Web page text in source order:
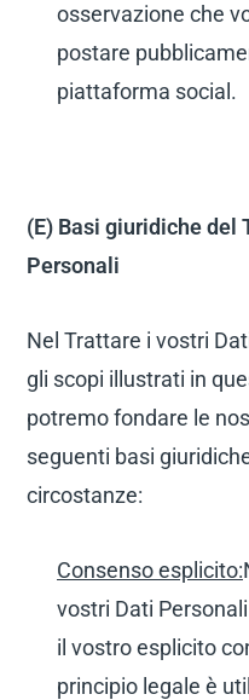
osservazione che
postare
piattaforma social.
(E) Basi giuridiche del
Personali
Nel Trattare i vostri
gli scopi illustrati in
potremo fondare le
seguenti basi
circostanze:
Consenso esplicito:
vostri Dati
il vostro esplicito
principio legale è